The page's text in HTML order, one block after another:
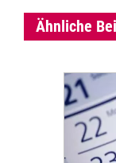
Ähnliche